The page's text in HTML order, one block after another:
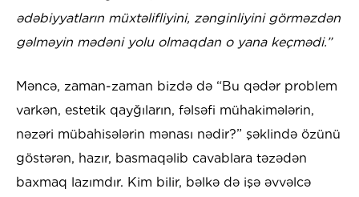
ədəbiyyatların müxtəlifliyini, zənginliyini görməzdən
gəlməyin mədəni yolu olmaqdan o yana keçmədi.”
Məncə, zaman-zaman bizdə də “Bu qədər problem
varkən, estetik qayğıların, fəlsəfi mühakimələrin,
nəzəri mübahisələrin mənası nədir?” şəklində özünü
göstərən, hazır, basmaqəlib cavablara təzədən
baxmaq lazımdır. Kim bilir, bəlkə də işə əvvəlcə